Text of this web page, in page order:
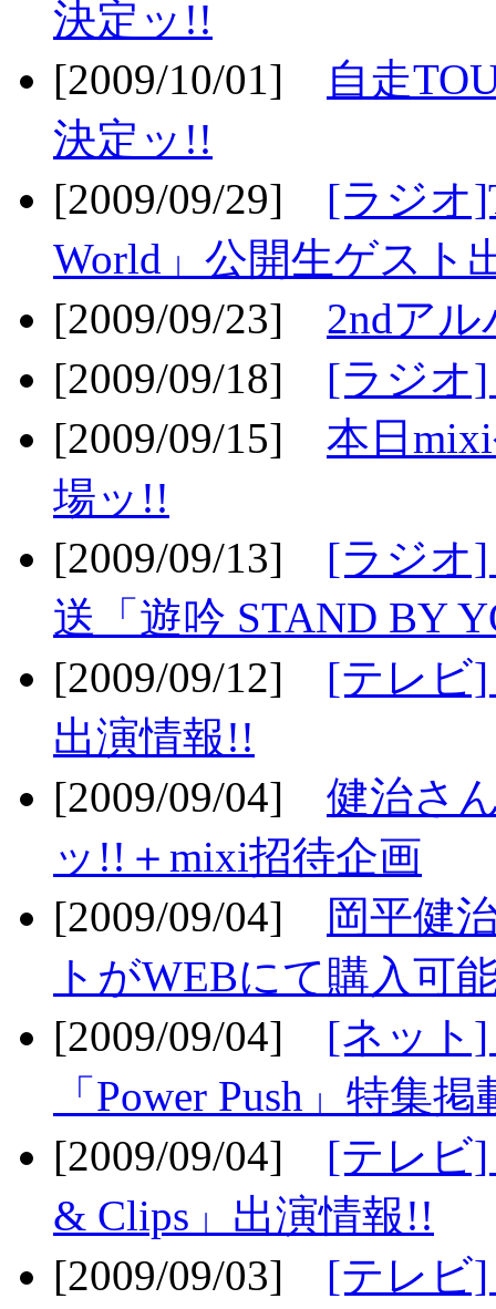
決定ッ!!
[2009/10/01]
自走
決定ッ!!
[2009/09/29] [ラジオ
World」公開生ゲスト
[2009/09/23] 2ndア
[2009/09/18] [ラジオ
[2009/09/15] 本日
場ッ!!
[2009/09/13] [ラジオ]
送「遊吟 STAND BY
[2009/09/12] [テレビ]
出演情報!!
[2009/09/04] 健治さ
ッ!!＋mixi招待企画
[2009/09/04]
岡平健
トがWEBにて購入可
[2009/09/04] [ネット]
「Power Push」特集
[2009/09/04] [テレビ]
& Clips」出演情報!!
[2009/09/03] [テレビ